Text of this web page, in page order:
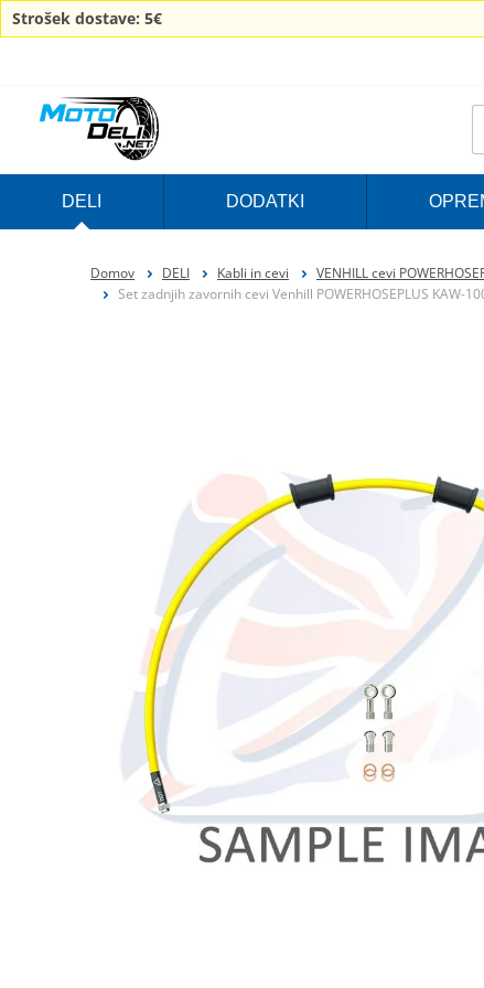
Strošek dostave: 5€
DELI DODATKI
Domov DELI Kabli in cevi VENHILL cevi
Set zadnjih zavornih cevi Venhill POWERHOSEPLUS KAW-